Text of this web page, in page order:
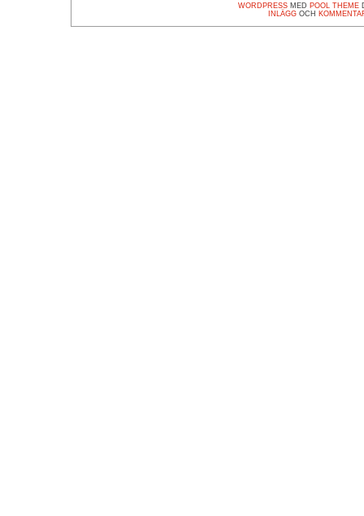
WORDPRESSMED POOL THEME
INLÄGGOCH